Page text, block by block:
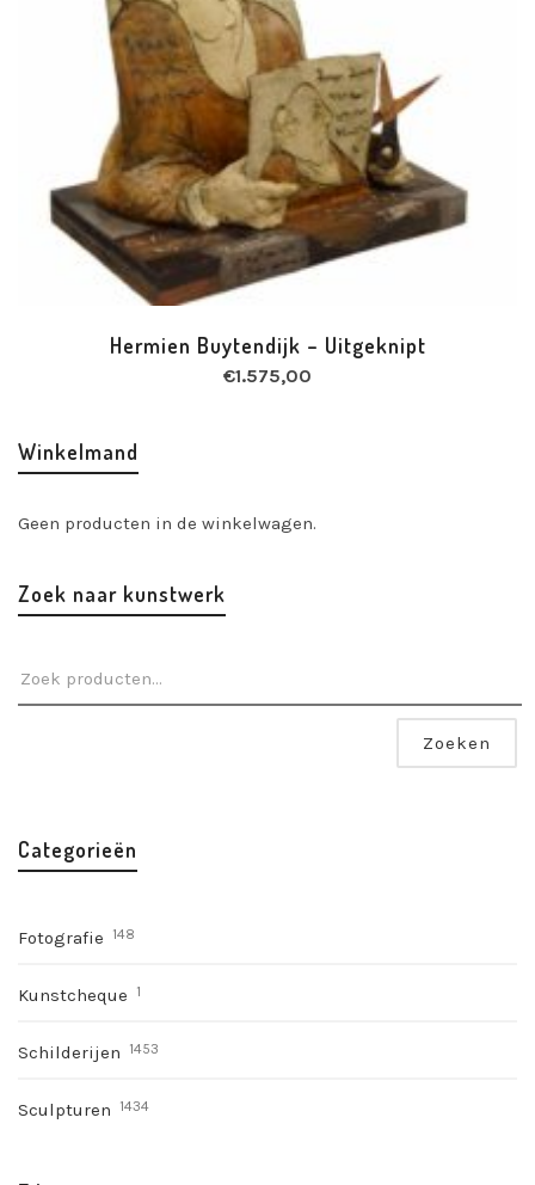
Hermien Buytendijk – Uitgeknipt
€1.575,00
Winkelmand
Geen producten in de winkelwagen.
Zoek naar kunstwerk
Zoeken
Categorieën
Fotografie 148
Kunstcheque 1
Schilderijen 1453
Sculpturen 1434